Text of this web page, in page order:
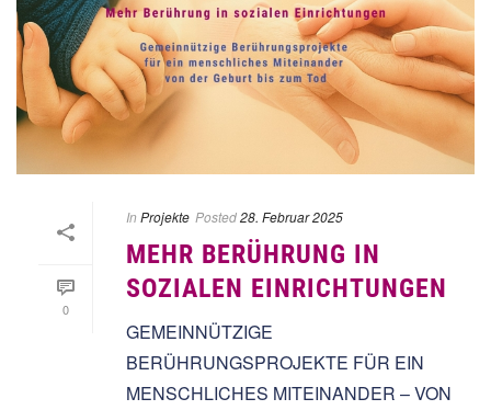
0
In Projekte Posted28. Februar 2025
MEHR BERÜHRUNG IN
SOZIALEN EINRICHTUNGEN
GEMEINNÜTZIGE
BERÜHRUNGSPROJEKTE FÜR EIN
MENSCHLICHES MITEINANDER – VON